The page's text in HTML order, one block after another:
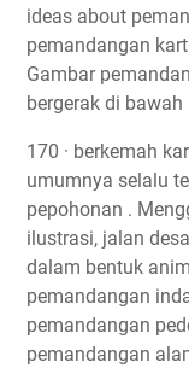
ideas about
pemandangan
Gambar
bergerak di bawah
170 · berkemah
umumnya selalu
pepohonan .
ilustrasi, jalan
dalam bentuk
pemandangan
pemandangan
pemandangan